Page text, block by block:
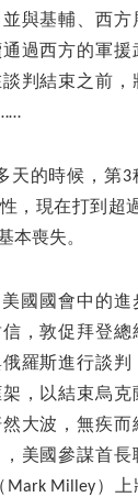
與基輔、西方
過西方的軍援
判結束之前，
天的時候，第3
，現在打到超
本喪失。
美國國會中的
，敦促拜登總
羅斯進行談判
，以結束烏克
大波，無疾而
，美國參謀首
Mark Milley）